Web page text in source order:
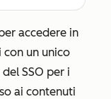
accedere in
un unico
SSO per i
ai contenuti